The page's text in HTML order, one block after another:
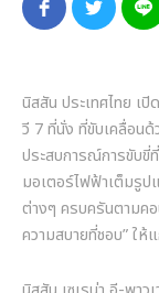
นิสสัน ประเทศไทย เ
วี 7 ที่นั่ง ที่ขับเคลื่อน
ประสบการณ์การขับขี่
มอเตอร์ไฟฟ้าเต็มรูป
ต่างๆ ครบครันตามคอ
ความสบายที่ชอบ” ให้